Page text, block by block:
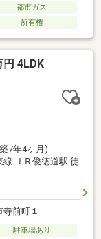
都市ガス
所有権
4LDK
7年4ヶ月)
線 ＪＲ俊徳道駅 徒
前町１
駐車場あり